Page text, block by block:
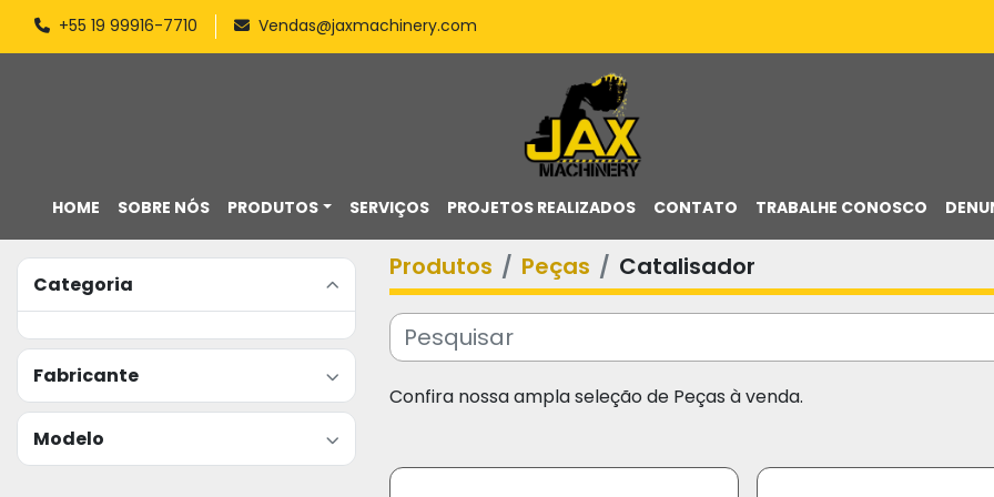
+55 19 99916-7710 Vendas@jaxmachinery.com
HOME PRODUTOS
SOBRE NÓS SERVIÇOS PROJETOS REALIZADOS CONTATO TRABALHE CONOSCO
Categoria
Fabricante
Modelo
Produtos Peças Catalisador
Confira nossa ampla seleção de Peças à venda.